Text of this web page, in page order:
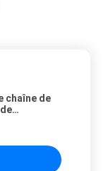
chaîne de
métier à